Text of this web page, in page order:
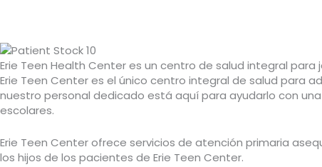
Erie Teen Health Center es un centro de salud integral para
Erie Teen Center es el único centro integral de salud para
nuestro personal dedicado está aquí para ayudarlo con
escolares.
Erie Teen Center ofrece servicios de atención primaria
los hijos de los pacientes de Erie Teen Center.